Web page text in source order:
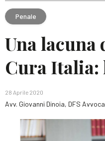
Penale
Una lacuna
Cura Italia:
28 Aprile 2020
Avv. Giovanni Dinoia, DFS